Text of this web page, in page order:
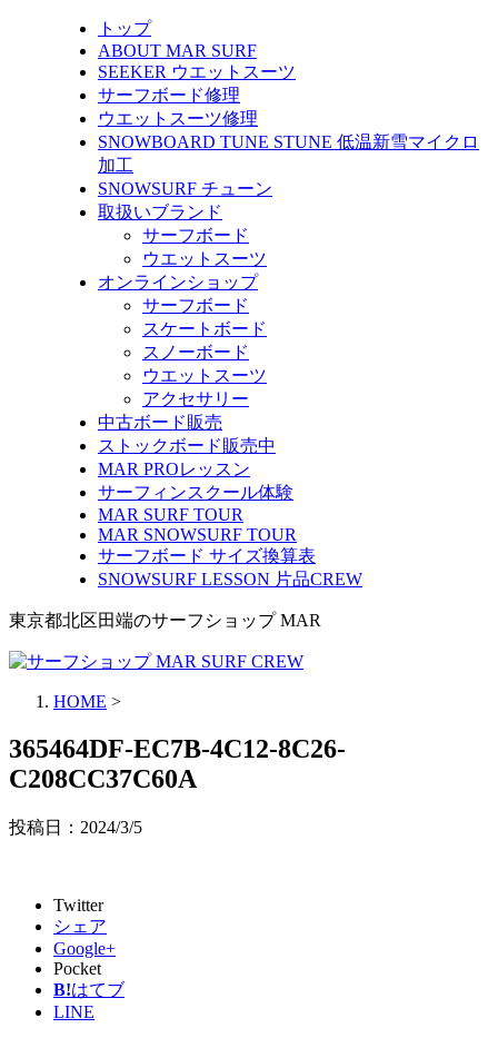
トップ
ABOUT MAR SURF
SEEKER ウエットスーツ
サーフボード修理
ウエットスーツ修理
SNOWBOARD TUNE STUNE 低温新雪マイクロ
加工
SNOWSURF チューン
取扱いブランド
サーフボード
ウエットスーツ
オンラインショップ
サーフボード
スケートボード
スノーボード
ウエットスーツ
アクセサリー
中古ボード販売
ストックボード販売中
MAR PROレッスン
サーフィンスクール体験
MAR SURF TOUR
MAR SNOWSURF TOUR
サーフボード サイズ換算表
SNOWSURF LESSON 片品CREW
東京都北区田端のサーフショップ MAR
HOME >
365464DF-EC7B-4C12-8C26-
C208CC37C60A
投稿日： 2024/3/5
Twitter
シェア
Google+
Pocket
B!はてブ
LINE